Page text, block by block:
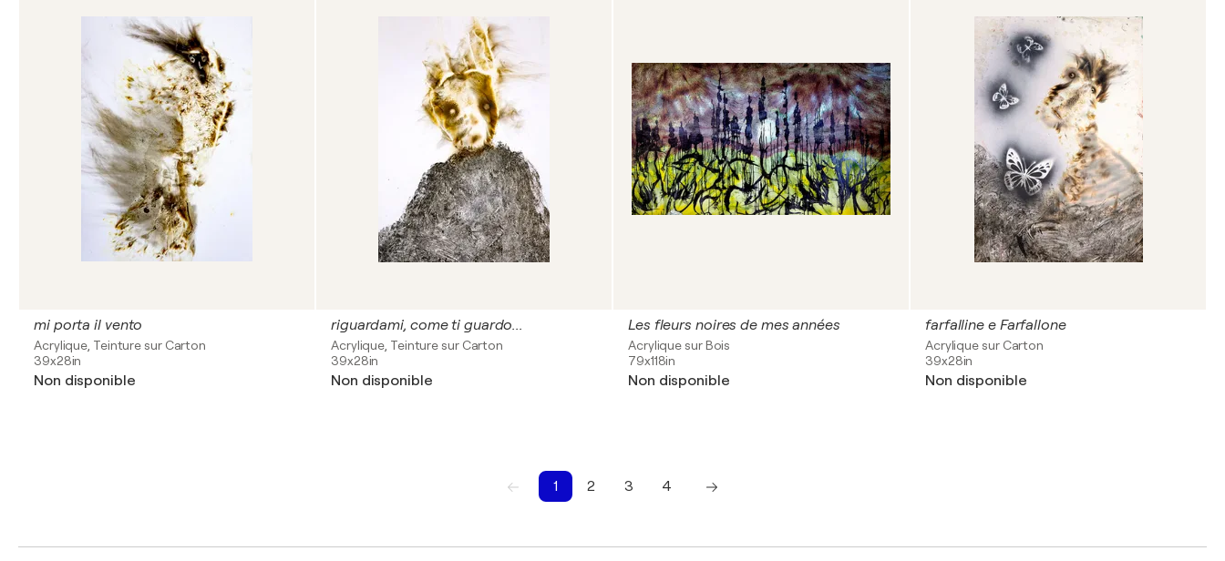
mi porta il vento
Acrylique, Teinture sur Carton
39x28in
Non disponible
riguardami, come ti guardo...
Acrylique, Teinture sur Carton
39x28in
Non disponible
Les fleurs noires de mes années
Acrylique sur Bois
79x118in
Non disponible
farfalline e Farfallone
Acrylique sur Carton
39x28in
Non disponible
1 2 3 4